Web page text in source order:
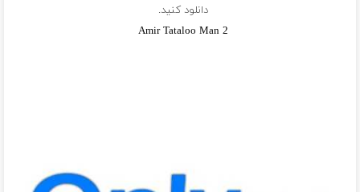
دانلود کنید.
Amir Tataloo Man 2